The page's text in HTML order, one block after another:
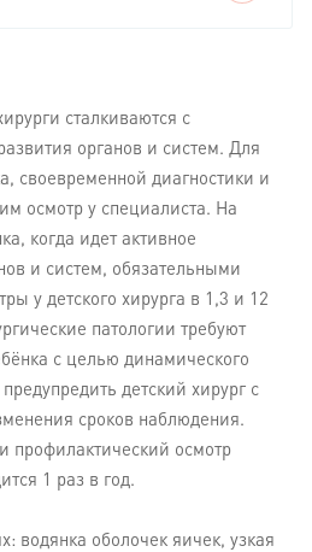
сталкиваются с
органов и систем. Для
своевременной диагностики и
осмотр у специалиста. На
когда идет активное
и систем, обязательными
у детского хирурга в 1,3 и 12
патологии требуют
с целью динамического
детский хирург с
сроков наблюдения.
профилактический осмотр
1 раз в год.
водянка оболочек яичек, узкая